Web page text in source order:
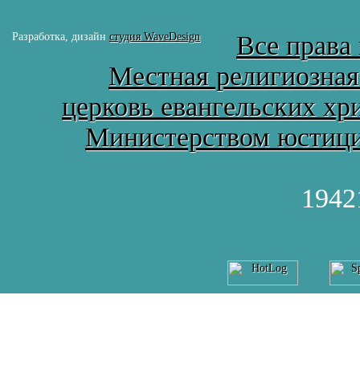
Разработка, дизайн студия WaveDesign
Все
Местная
церковь евангельских
Министерством